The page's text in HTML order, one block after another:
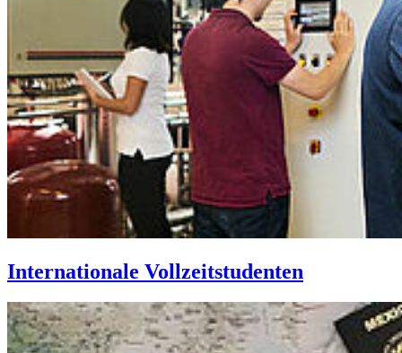
In­ter­na­tio­na­le Voll­zeit­stu­den­ten